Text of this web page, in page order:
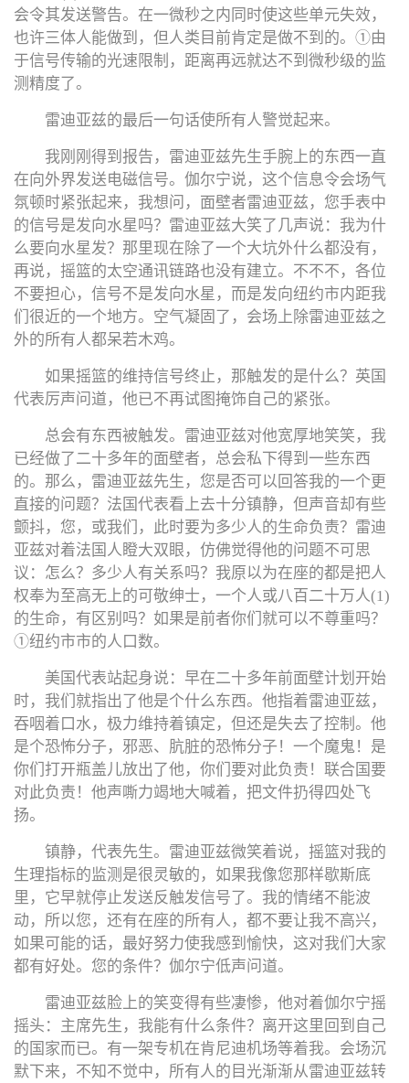
会令其发送警告。在一微秒之内同时使这些单元失效，
也许三体人能做到，但人类目前肯定是做不到的。①由
于信号传输的光速限制，距离再远就达不到微秒级的监
测精度了。
雷迪亚兹的最后一句话使所有人警觉起来。
我刚刚得到报告，雷迪亚兹先生手腕上的东西一直
在向外界发送电磁信号。伽尔宁说，这个信息令会场气
氛顿时紧张起来，我想问，面壁者雷迪亚兹，您手表中
的信号是发向水星吗？雷迪亚兹大笑了几声说：我为什
么要向水星发？那里现在除了一个大坑外什么都没有，
再说，摇篮的太空通讯链路也没有建立。不不不，各位
不要担心，信号不是发向水星，而是发向纽约市内距我
们很近的一个地方。空气凝固了，会场上除雷迪亚兹之
外的所有人都呆若木鸡。
如果摇篮的维持信号终止，那触发的是什么？英国
代表厉声问道，他已不再试图掩饰自己的紧张。
总会有东西被触发。雷迪亚兹对他宽厚地笑笑，我
已经做了二十多年的面壁者，总会私下得到一些东西
的。那么，雷迪亚兹先生，您是否可以回答我的一个更
直接的问题？法国代表看上去十分镇静，但声音却有些
颤抖，您，或我们，此时要为多少人的生命负责？雷迪
亚兹对着法国人瞪大双眼，仿佛觉得他的问题不可思
议：怎么？多少人有关系吗？我原以为在座的都是把人
权奉为至高无上的可敬绅士，一个人或八百二十万人(1)
的生命，有区别吗？如果是前者你们就可以不尊重吗？
①纽约市市的人口数。
美国代表站起身说：早在二十多年前面壁计划开始
时，我们就指出了他是个什么东西。他指着雷迪亚兹，
吞咽着口水，极力维持着镇定，但还是失去了控制。他
是个恐怖分子，邪恶、肮脏的恐怖分子！一个魔鬼！是
你们打开瓶盖儿放出了他，你们要对此负责！联合国要
对此负责！他声嘶力竭地大喊着，把文件扔得四处飞
扬。
镇静，代表先生。雷迪亚兹微笑着说，摇篮对我的
生理指标的监测是很灵敏的，如果我像您那样歇斯底
里，它早就停止发送反触发信号了。我的情绪不能波
动，所以您，还有在座的所有人，都不要让我不高兴，
如果可能的话，最好努力使我感到愉快，这对我们大家
都有好处。您的条件？伽尔宁低声问道。
雷迪亚兹脸上的笑变得有些凄惨，他对着伽尔宁摇
摇头：主席先生，我能有什么条件？离开这里回到自己
的国家而已。有一架专机在肯尼迪机场等着我。会场沉
默下来，不知不觉中，所有人的目光渐渐从雷迪亚兹转